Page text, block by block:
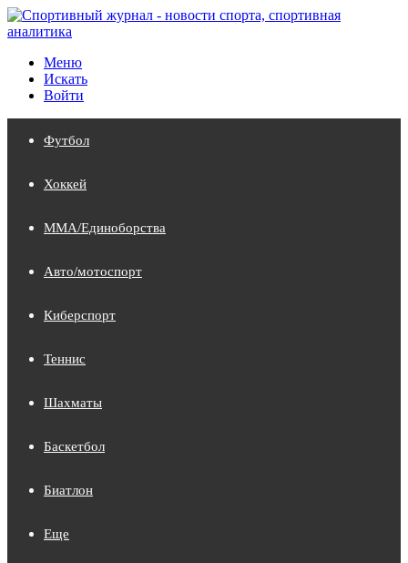
Меню
Искать
Войти
Футбол
Хоккей
MMA/Единоборства
Авто/мотоспорт
Киберспорт
Теннис
Шахматы
Баскетбол
Биатлон
Еще